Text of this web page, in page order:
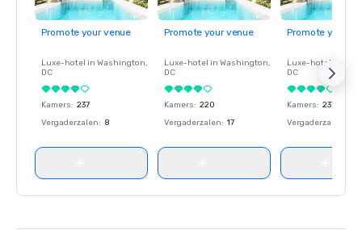
Promote your venue
Luxe-hotel in Washington,
DC
Kamers: 237
Vergaderzalen: 8
Promote your venue
Luxe-hotel in Washington,
DC
Kamers: 220
Vergaderzalen: 17
Promote your
Luxe-hotel in
DC
Kamers: 237
Vergaderzalen